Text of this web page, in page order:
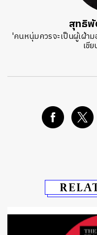
สุทธิ
'คนหนุ่มควรจะเป็นผู้เฝ้า
เขี